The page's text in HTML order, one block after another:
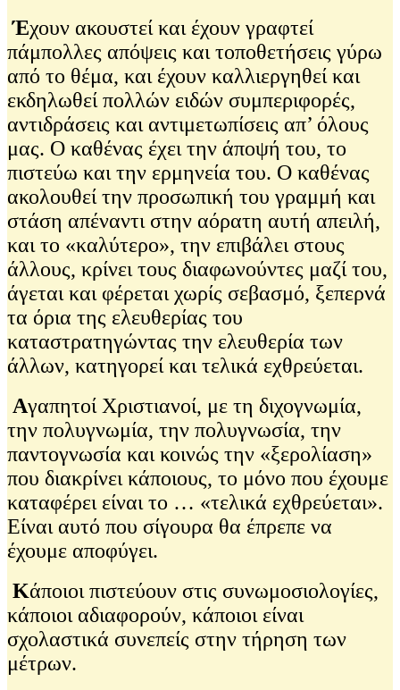
Έχουν ακουστεί και έχουν γραφτεί
πάμπολλες απόψεις και τοποθετήσεις γύρω
από το θέμα, και έχουν καλλιεργηθεί και
εκδηλωθεί πολλών ειδών συμπεριφορές,
αντιδράσεις και αντιμετωπίσεις απ’ όλους
μας. Ο καθένας έχει την άποψή του, το
πιστεύω και την ερμηνεία του. Ο καθένας
ακολουθεί την προσωπική του γραμμή και
στάση απέναντι στην αόρατη αυτή απειλή,
και το «καλύτερο», την επιβάλει στους
άλλους, κρίνει τους διαφωνούντες μαζί του,
άγεται και φέρεται χωρίς σεβασμό, ξεπερνά
τα όρια της ελευθερίας του
καταστρατηγώντας την ελευθερία των
άλλων, κατηγορεί και τελικά εχθρεύεται.
Αγαπητοί Χριστιανοί, με τη διχογνωμία,
την πολυγνωμία, την πολυγνωσία, την
παντογνωσία και κοινώς την «ξερολίαση»
που διακρίνει κάποιους, το μόνο που έχουμε
καταφέρει είναι το … «τελικά εχθρεύεται».
Είναι αυτό που σίγουρα θα έπρεπε να
έχουμε αποφύγει.
Κάποιοι πιστεύουν στις συνωμοσιολογίες,
κάποιοι αδιαφορούν, κάποιοι είναι
σχολαστικά συνεπείς στην τήρηση των
μέτρων.